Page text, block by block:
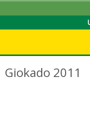
Giokado 2011